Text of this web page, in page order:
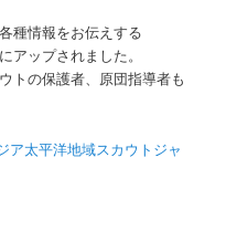
種情報をお伝えする
アップされました。
トの保護者、原団指導者も
ア太平洋地域スカウトジャ